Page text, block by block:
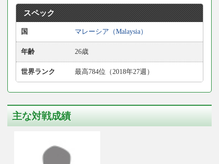
スペック
国 マレーシア（Malaysia）
年齢 26歳
世界ランク 最高784位（2018年27週）
主な対戦成績